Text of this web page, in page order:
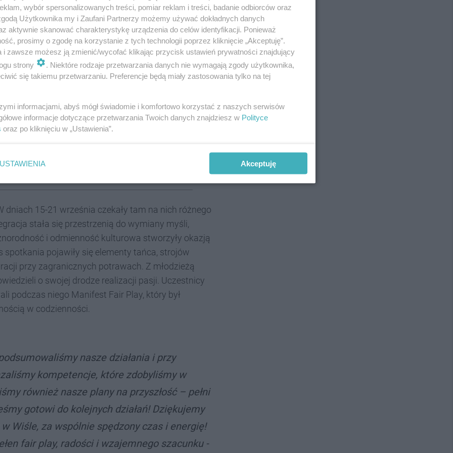
Igrzysk Olimpijskich i w obliczu wojny w
- wprowadzają uczestnicy projektu.
Nadia Petruś, Kornelia Majos, Julka Schufreida, Julka
Misztal, Janek Orlak, Kuba Łazarski pod okiem
Grupę ukraińską tworzyli:Lilia Danchyshyn,
Bodnar, Solomiia Bandrivska, Vira Rudiuk, Anna
którymi stały się Tetyana Hrynkevych i
dniach 15-21 września czekały tam na nich różnego
stała się przestrzenią do wymiany myśli,
i odmienność kulturowa stworzyły okazją
spotkania pojawiły się elementy tańca, strojów
przy zagranicznych potrawach. Z młodzieżą
o swojej drodze realizacji pasji. Uczestnicy
podczas niego Manifest Fair Play, który był
w codzienności.
nasze działania i przy
kompetencje, które zdobyliśmy w
również nasze plany na przyszłość – pełni
gotowi do kolejnych działań! Dziękujemy
Wiśle, za wspólnie spędzony czas i energię!
fair play, radości i wzajemnego szacunku -
wybór spersonalizowanych treści, pomiar reklam i treści, badanie odbiorców oraz
Użytkownika my i Zaufani Partnerzy możemy używać dokładnych danych
aktywnie skanować charakterystykę urządzenia do celów identyfikacji. Ponieważ
prosimy o zgodę na korzystanie z tych technologii poprzez kliknięcie „Akceptuję”.
i zawsze możesz ją zmienić/wycofać klikając przycisk ustawień prywatności znajdujący
strony
. Niektóre rodzaje przetwarzania danych nie wymagają zgody użytkownika,
się takiemu przetwarzaniu. Preferencje będą miały zastosowania tylko na tej
informacjami, abyś mógł świadomie i komfortowo korzystać z naszych serwisów
informacje dotyczące przetwarzania Twoich danych znajdziesz w Polityce
oraz po kliknięciu w „Ustawienia”.
USTAWIENIA Akceptuję